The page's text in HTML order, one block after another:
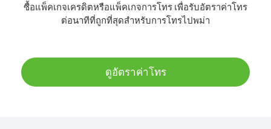
ซื้อแพ็คเกจเครดิตหรือแพ็คเกจการโทร เพื่อรับอัตราค่าโทร
ต่อนาทีที่ถูกที่สุดสำหรับการโทรไปพม่า
ดูอัตราค่าโทร